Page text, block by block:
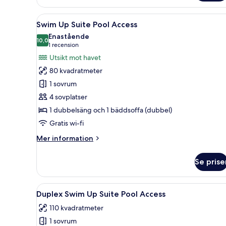
Sea
View
Öppna
alla
foton
för
Swim
Up
Suite
Pool
Access
Ett hotellrum med en säng,
5
Swim Up Suite Pool Access
10,010,0 av 10
Enastående
1 recension
(1 recension)
Utsikt mot havet
80 kvadratmeter
1 sovrum
4 sovplatser
1 dubbelsäng och 1 bäddsoffa (dubbel)
Gratis wi-fi
Mer information
Mer
Up
Suite
Pool
Access
Se
Öppna
alla
foton
för
Ett modernt hotellrum med
6
Duplex Swim Up Suite Pool Access
110 kvadratmeter
1 sovrum